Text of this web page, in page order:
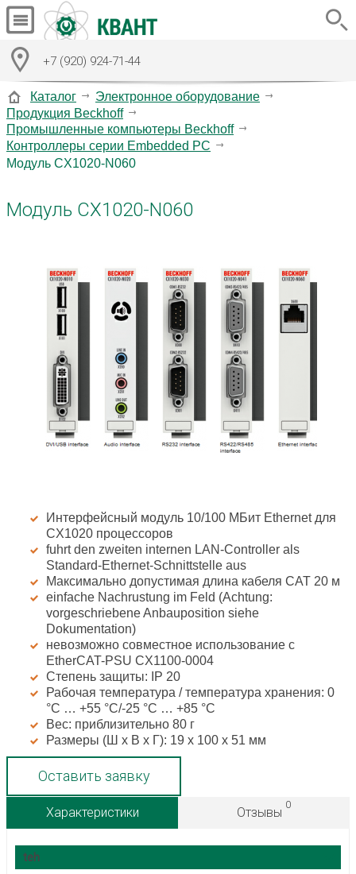
+7 (920) 924-71-44
Каталог
Электронное оборудование
Продукция Beckhoff
Промышленные компьютеры Beckhoff
Контроллеры серии Embedded PC
Модуль CX1020-N060
Модуль CX1020-N060
Интерфейсный модуль 10/100 МБит Ethernet для
CX1020 процессоров
fuhrt den zweiten internen LAN-Controller als
Standard-Ethernet-Schnittstelle aus
Максимально допустимая длина кабеля CAT 20 м
einfache Nachrustung im Feld (Achtung:
vorgeschriebene Anbauposition siehe
Dokumentation)
невозможно совместное использование с
EtherCAT-PSU CX1100-0004
Степень защиты: IP 20
Рабочая температура / температура хранения: 0
°C … +55 °C/-25 °C … +85 °C
Вес: приблизительно 80 г
Размеры (Ш х В х Г): 19 x 100 x 51 мм
Оставить заявку
Характеристики Отзывы
0
teh